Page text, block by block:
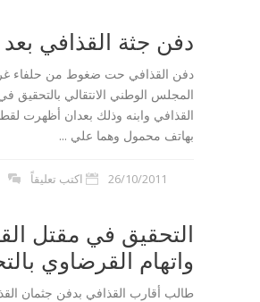
دفن جثة القذافي بعد
دفن القذافي حت ضغوط من حلفاء
المجلس الوطني الانتقالي بالتحقيق
القذافي وابنه وذلك بعدان أظهرت
بهاتف محمول وهما علي ...
26/10/2011 اكتب تعليقاً
التحقيق في مقتل
واتهام القرضاوي
طالب أقارب القذافي بدفن جثمان